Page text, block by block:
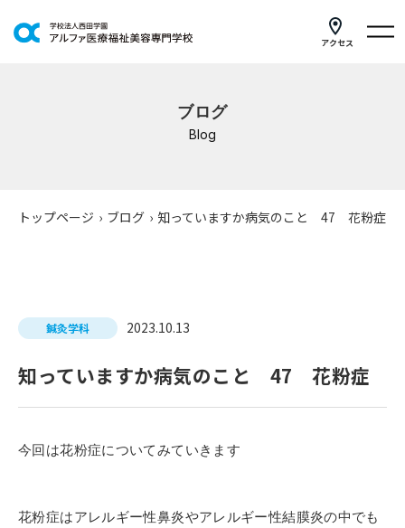
アクセス
研修・講座
公共職業訓練
在校生の皆さまへ
ブログ
Blog
トップページ › ブログ › 知っていますか病気のこと 47 花粉症
鍼灸学科 2023.10.13
知っていますか病気のこと 47 花粉症
今回は花粉症についてみていきます
花粉症はアレルギー性鼻炎やアレルギー性結膜炎の中でも